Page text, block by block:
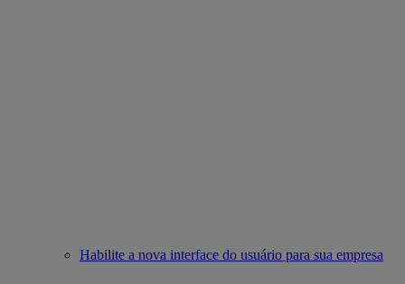
Habilite a nova interface do usuário para sua empresa